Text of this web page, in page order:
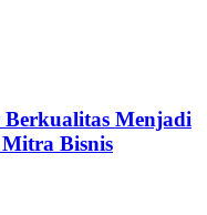
Menjadi
Bisnis